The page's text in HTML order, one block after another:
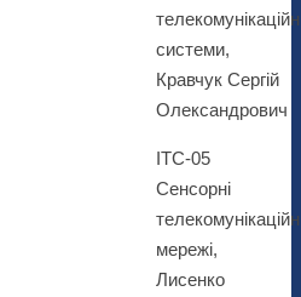
системи,
Кравчук Сергій
Олександрович
ІТС-05
Сенсорні
мережі,
Лисенко